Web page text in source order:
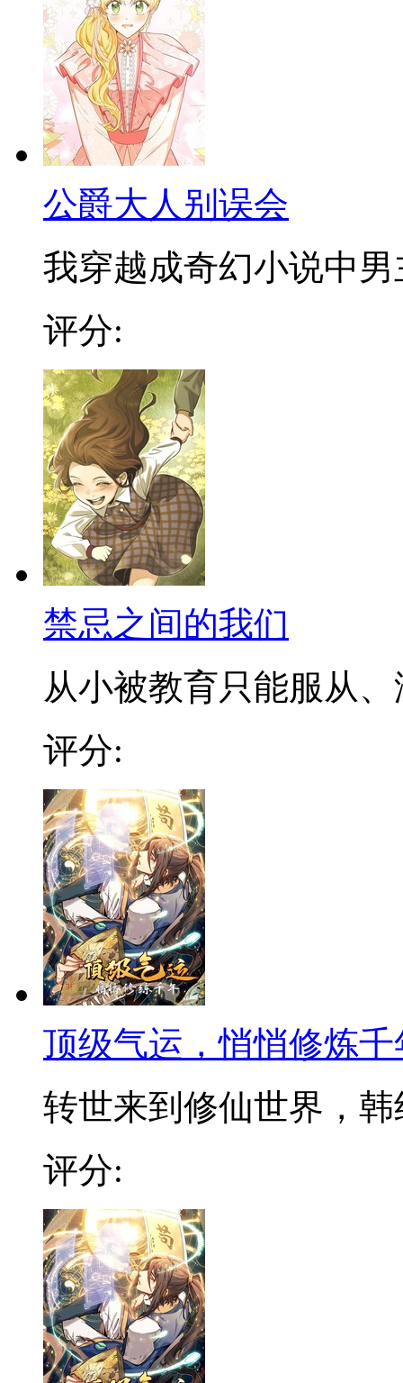
公爵大人别误会
我穿越成奇幻小说中男
评分:
禁忌之间的我们
从小被教育只能服从、
评分:
顶级气运，悄悄修炼千
转世来到修仙世界，韩
评分: